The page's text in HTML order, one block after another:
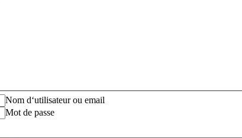
Nom d‘utilisateur ou email
Mot de passe